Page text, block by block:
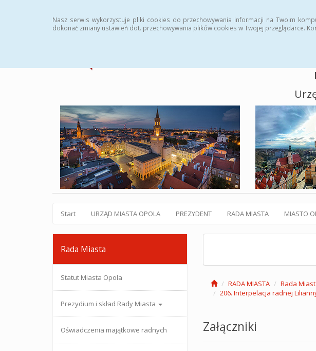
Nasz serwis wykorzystuje pliki cookies do przechowywania informacji na Twoim
dokonać zmiany ustawień dot. przechowywania plików cookies w Twojej przeglądarce.
Start URZĄD MIASTA OPOLA PREZYDENT RADA MIASTA MIASTO
Rada Miasta
Statut Miasta Opola
Prezydium i skład Rady Miasta
Oświadczenia majątkowe radnych
RADA MIASTA Rada
206. Interpelacja radnej
Załączniki